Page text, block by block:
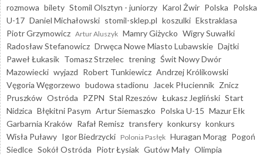
rozmowa bilety Stomil Olsztyn - juniorzy Karol Żwir Polska Polska
U-17 Daniel Michałowski stomil-sklep.pl koszulki Ekstraklasa
Piotr Grzymowicz Artur Aluszyk Mamry Giżycko Wigry Suwałki
Radosław Stefanowicz Drwęca Nowe Miasto Lubawskie Dajtki
Paweł Łukasik Tomasz Strzelec trening Świt Nowy Dwór
Mazowiecki wyjazd Robert Tunkiewicz Andrzej Królikowski
Vęgoria Węgorzewo budowa stadionu Jacek Płuciennik Znicz
Pruszków Ostróda PZPN Stal Rzeszów Łukasz Jegliński Start
Nidzica Błękitni Pasym Artur Siemaszko Polska U-15 Mazur Ełk
Garbarnia Kraków Rafał Remisz transfery konkursy konkurs
Wisła Puławy Igor Biedrzycki Polonia Pasłęk Huragan Morąg Pogoń
Siedlce Sokół Ostróda Piotr Łysiak Gutów Mały Olimpia